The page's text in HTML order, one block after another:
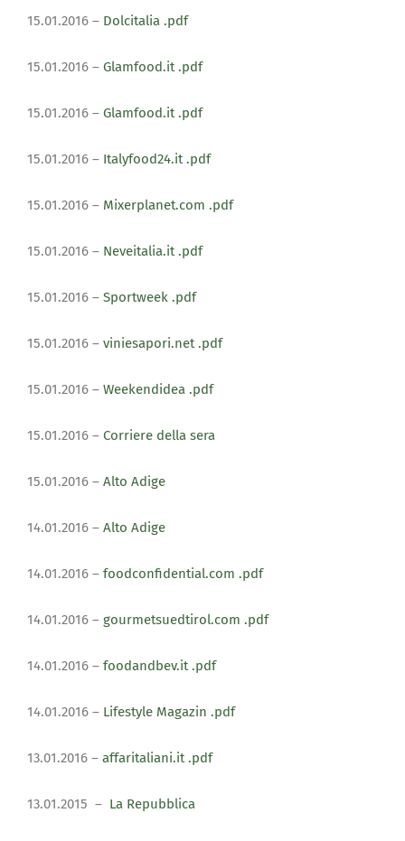
15.01.2016 – Dolcitalia .pdf
15.01.2016 – Glamfood.it .pdf
15.01.2016 – Glamfood.it .pdf
15.01.2016 – Italyfood24.it .pdf
15.01.2016 – Mixerplanet.com .pdf
15.01.2016 – Neveitalia.it .pdf
15.01.2016 – Sportweek .pdf
15.01.2016 – viniesapori.net .pdf
15.01.2016 – Weekendidea .pdf
15.01.2016 – Corriere della sera
15.01.2016 – Alto Adige
14.01.2016 – Alto Adige
14.01.2016 – foodconfidential.com .pdf
14.01.2016 – gourmetsuedtirol.com .pdf
14.01.2016 – foodandbev.it .pdf
14.01.2016 – Lifestyle Magazin .pdf
13.01.2016 – affaritaliani.it .pdf
13.01.2015 – La Repubblica